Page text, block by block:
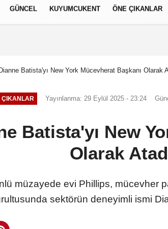
العربية Français
GÜNCEL KUYUMCUKENT ÖNE ÇIKANLAR
Batista'yı New York Mücevherat Başkanı Olarak
ÇIKANLAR Yayınlanma: 29 Eylül 2025 - 23:24
Batista'yı New
Olarak
müzayede evi Phillips, mücevher
sektörün deneyimli ismi